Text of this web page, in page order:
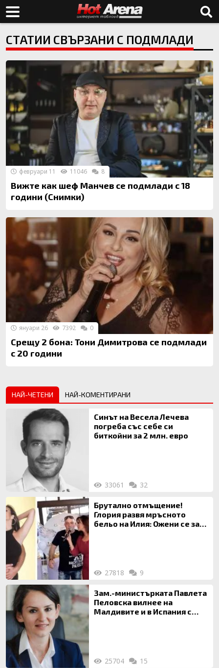
СТАТИИ СВЪРЗАНИ С ПОДМЛАДИ
Вижте как шеф Манчев се подмлади с 18
години (Снимки)
февруари 11 11046 8
Срещу 2 бона: Тони Димитрова се подмлади
с 20 години
януари 26 7392 0
НАЙ-ЧЕТЕНИ НАЙ-КОМЕНТИРАНИ
Синът на Весела Лечева
погреба със себе си
биткойни за 2 млн. евро
33061 32
Брутално отмъщение!
Глория развя мръсното
бельо на Илия: Ожени се за
27818 9
Зам.-министърката Павлета
Пеловска вилнее на
Малдивите и в Испания с
25704 15